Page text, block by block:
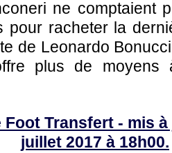
ne comptaient
pour racheter la
de Leonardo
plus de
Foot Transfert - mis
juillet 2017 à 18h00.